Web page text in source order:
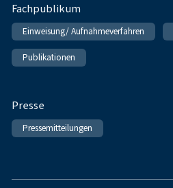
Fachpublikum
Einweisung/ Aufnahmeverfahren
Publikationen
Presse
Pressemitteilungen